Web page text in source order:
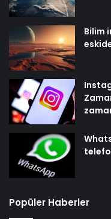
Bilim
Popüler Haberler